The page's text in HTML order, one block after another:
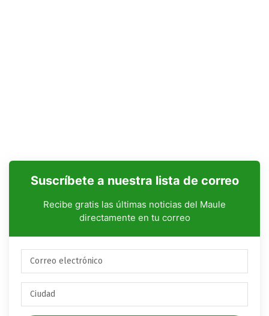
Suscríbete a nuestra lista de correo
Recibe gratis las últimas noticias del Maule
directamente en tu correo